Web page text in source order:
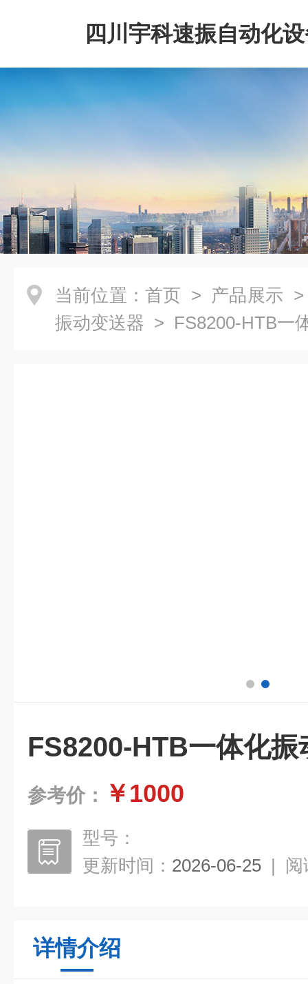
四川宇科速振自动化
公司
当前位置： 首页 > 产品展示
振动变送器 > FS8200-HTB一
FS8200-HTB一体化
参考价： ￥1000
型号：
更新时间： 2026-06-25 | 阅
详情介绍